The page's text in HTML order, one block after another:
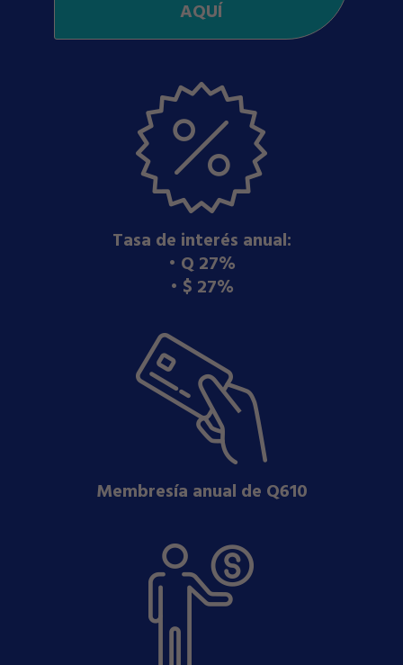
AQUÍ
Tasa de interés anual:
•⁠ ⁠Q 27%
•⁠ ⁠$ 27%
Membresía anual de Q610